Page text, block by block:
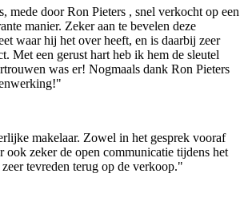
mede door Ron Pieters , snel verkocht op een
manier. Zeker aan te bevelen deze
waar hij het over heeft, en is daarbij zeer
Met een gerust hart heb ik hem de sleutel
was er! Nogmaals dank Ron Pieters
makelaar. Zowel in het gesprek vooraf
ook zeker de open communicatie tijdens het
tevreden terug op de verkoop."